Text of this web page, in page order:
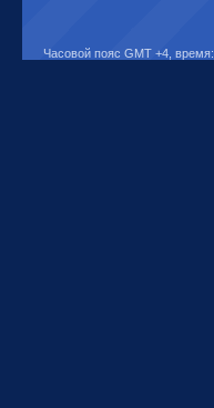
Часовой пояс GMT +4, время: